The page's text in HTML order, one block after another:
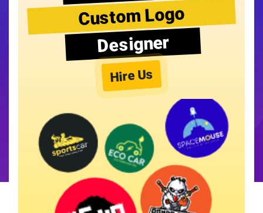
Custom Logo
Designer
Hire Us